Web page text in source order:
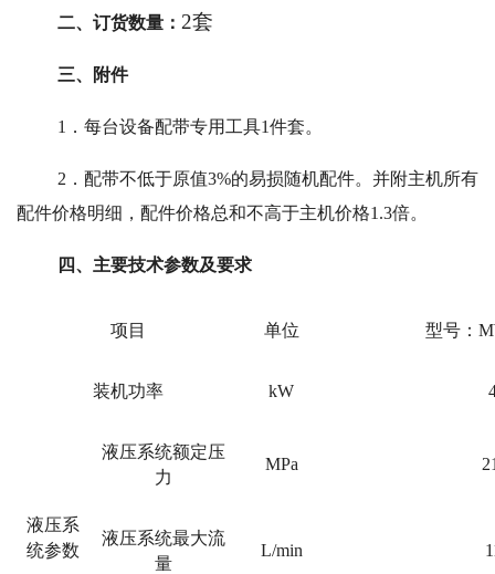
二、订货数量： 2套
三、附件
1．每台设备配带专用工具1件套。
2．配带不低于原值3%的易损随机配件。并附主机所有
配件价格明细，配件价格总和不高于主机价格1.3倍。
四、主要技术参数及要求
项目 单位 型号：
装机功率 kW
液压系
统参数
液压系统额定压
力
MPa
液压系统最大流
量
L/min